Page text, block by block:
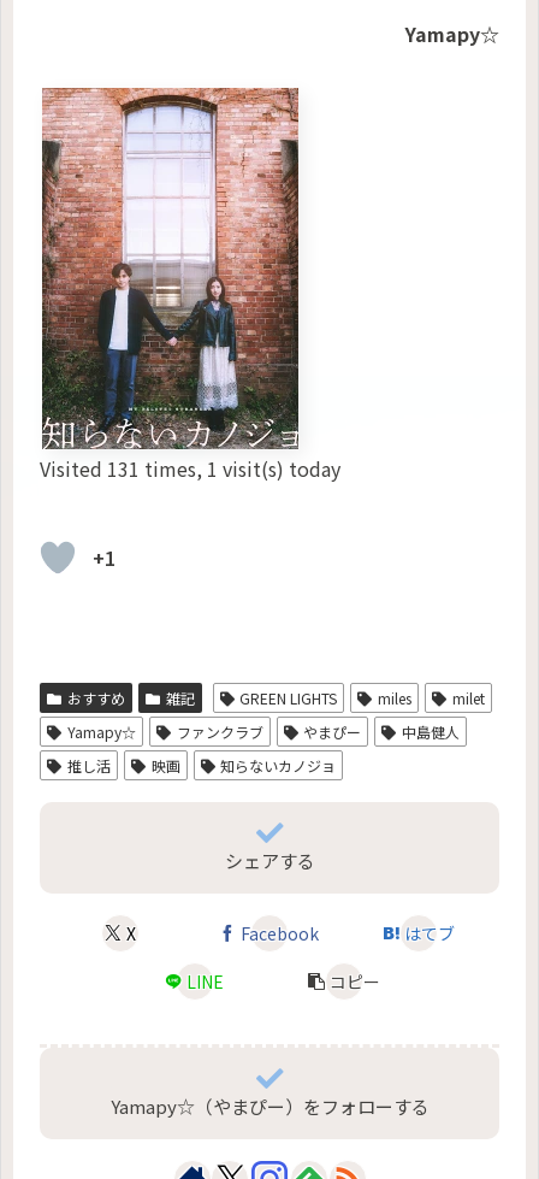
Yamapy☆
Visited 131 times, 1 visit(s) today
+1
おすすめ 雑記 GREEN LIGHTS miles
milet
Yamapy☆
ファンクラブ やまぴー
中島健人
推し活
映画 知らないカノジョ
シェアする
X Facebook
はてブ
LINE
コピー
Yamapy☆（やまぴー）をフォローする